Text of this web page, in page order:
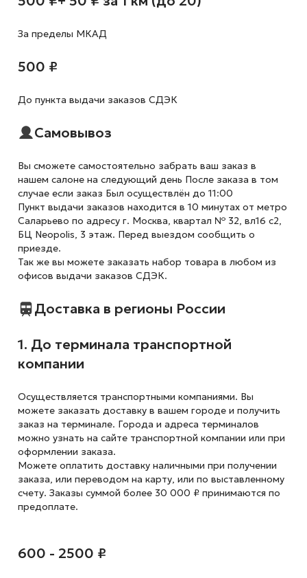
За пределы МКАД
500 ₽
До пункта выдачи заказов СДЭК
Самовывоз
Вы сможете самостоятельно забрать ваш заказ в
нашем салоне на следующий день После заказа в том
случае если заказ Был осуществлён до 11:00
Пункт выдачи заказов находится в 10 минутах от метро
Саларьево по адресу г. Москва, квартал № 32, вл16 с2,
БЦ Neopolis, 3 этаж. Перед выездом сообщить о
приезде.
Так же вы можете заказать набор товара в любом из
офисов выдачи заказов СДЭК.
Доставка в регионы России
1. До терминала транспортной
компании
Осуществляется транспортными компаниями. Вы
можете заказать доставку в вашем городе и получить
заказ на терминале. Города и адреса терминалов
можно узнать на сайте транспортной компании или при
оформлении заказа.
Можете оплатить доставку наличными при получении
заказа, или переводом на карту, или по выставленному
счету. Заказы суммой более 30 000 ₽ принимаются по
предоплате.
600 - 2500 ₽